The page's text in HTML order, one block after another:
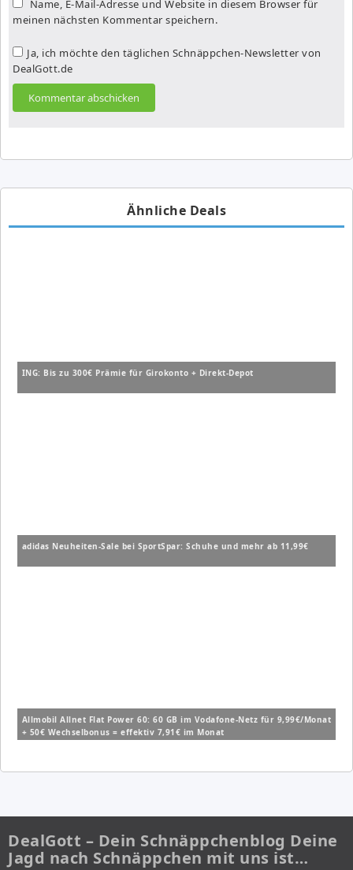
Name, E-Mail-Adresse und Website in diesem Browser für
meinen nächsten Kommentar speichern.
Ja, ich möchte den täglichen Schnäppchen-Newsletter von
DealGott.de
Ähnliche Deals
ING: Bis zu 300€ Prämie für Girokonto + Direkt-Depot
adidas Neuheiten-Sale bei SportSpar: Schuhe und mehr ab 11,99€
Allmobil Allnet Flat Power 60: 60 GB im Vodafone-Netz für 9,99€/Monat
+ 50€ Wechselbonus = effektiv 7,91€ im Monat
DealGott – Dein Schnäppchenblog Deine
Jagd nach Schnäppchen mit uns ist…